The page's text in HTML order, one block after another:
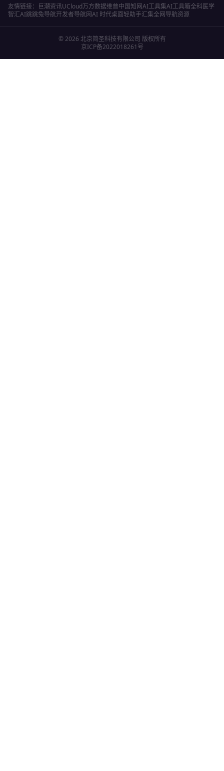
友情链接： 巨潮资讯UCloud万方数据维普中国知网AI工具集AI工具箱全科医学
智汇AI跳跳兔导航开发者导航网AI 时代桌面轻助手汇集全网导航资源
©2026 北京简圣科技有限公司 版权所有
京ICP备2022018261号